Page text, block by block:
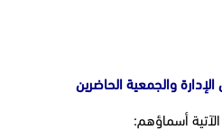
والجمعية الحاضرين
أسماؤهم: